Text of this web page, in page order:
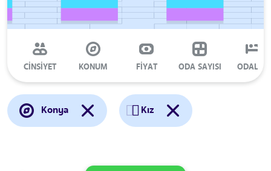
CİNSİYET KONUM FİYAT ODA SAYISI ODALAR
Konya Kız